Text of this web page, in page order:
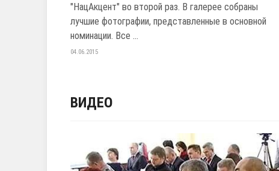
"НацАкцент" во второй раз. В галерее собраны
лучшие фотографии, представленные в основной
номинации. Все ...
04.06.2015
ВИДЕО